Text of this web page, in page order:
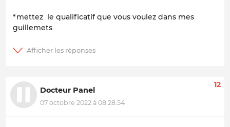
*mettez le qualificatif que vous voulez dans mes
guillemets
Docteur Panel
07 octobre 2022 à 08:28:54
12